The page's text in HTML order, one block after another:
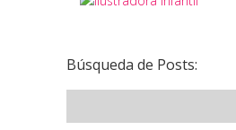
Búsqueda de Posts: